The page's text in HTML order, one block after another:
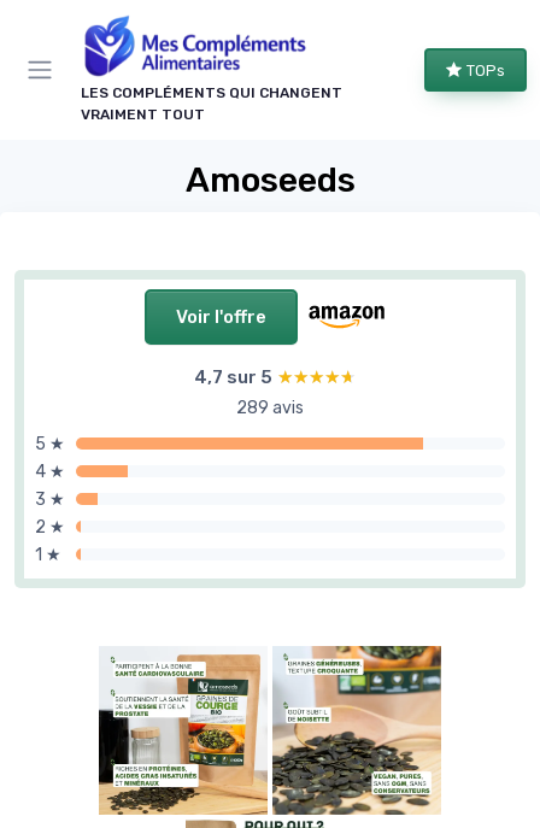
LES COMPLÉMENTS QUI CHANGENT
VRAIMENT TOUT
TOPs
Amoseeds
Voir l'offre
4,7 sur 5 ★★★★★
★★★★★
289 avis
5 ★
4 ★
3 ★
2 ★
1 ★
Panneau de gestion des cookies